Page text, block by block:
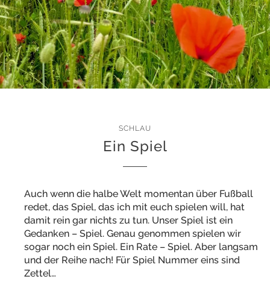
SCHLAU
Ein Spiel
Auch wenn die halbe Welt momentan über Fußball
redet, das Spiel, das ich mit euch spielen will, hat
damit rein gar nichts zu tun. Unser Spiel ist ein
Gedanken – Spiel. Genau genommen spielen wir
sogar noch ein Spiel. Ein Rate – Spiel. Aber langsam
und der Reihe nach! Für Spiel Nummer eins sind
Zettel…